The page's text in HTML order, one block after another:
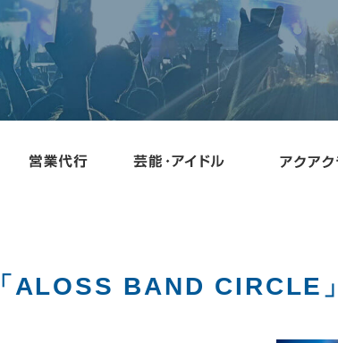
「ALOSS BAND CIRCLE」